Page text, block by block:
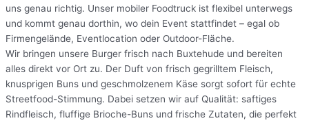
uns genau richtig. Unser mobiler Foodtruck ist flexibel unterwegs
und kommt genau dorthin, wo dein Event stattfindet – egal ob
Firmengelände, Eventlocation oder Outdoor-Fläche.
Wir bringen unsere Burger frisch nach Buxtehude und bereiten
alles direkt vor Ort zu. Der Duft von frisch gegrilltem Fleisch,
knusprigen Buns und geschmolzenem Käse sorgt sofort für echte
Streetfood-Stimmung. Dabei setzen wir auf Qualität: saftiges
Rindfleisch, fluffige Brioche-Buns und frische Zutaten, die perfekt